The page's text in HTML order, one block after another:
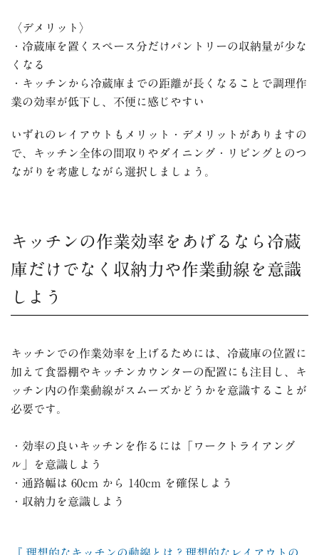
〈デメリット〉
・冷蔵庫を置くスペース分だけパントリーの収納量が少な
くなる
・キッチンから冷蔵庫までの距離が長くなることで調理作
業の効率が低下し、不便に感じやすい
いずれのレイアウトもメリット・デメリットがありますの
で、キッチン全体の間取りやダイニング・リビングとのつ
ながりを考慮しながら選択しましょう。
キッチンの作業効率をあげるなら冷蔵
庫だけでなく収納力や作業動線を意識
しよう
キッチンでの作業効率を上げるためには、冷蔵庫の位置に
加えて食器棚やキッチンカウンターの配置にも注目し、キ
ッチン内の作業動線がスムーズかどうかを意識することが
必要です。
・効率の良いキッチンを作るには「ワークトライアング
ル」を意識しよう
・通路幅は 60cm から 140cm を確保しよう
・収納力を意識しよう